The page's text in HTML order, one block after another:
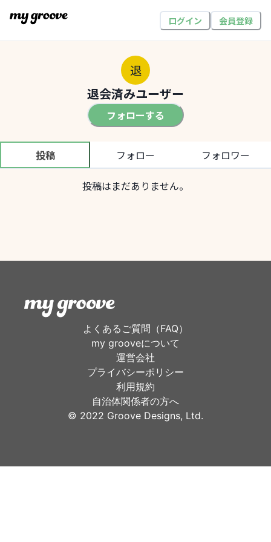
ログイン 会員登録
退
退会済みユーザー
フォローする
投稿 フォロー フォロワー
投稿はまだありません。
よくあるご質問（FAQ）
my grooveについて
運営会社
プライバシーポリシー
利用規約
自治体関係者の方へ
©︎ 2022 Groove Designs, Ltd.